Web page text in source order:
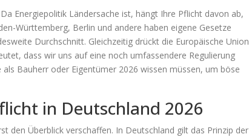
Energiepolitik Ländersache ist, hängt Ihre Pflicht davon ab,
Württemberg, Berlin und andere haben eigene Gesetze
Durchschnitt. Gleichzeitig drückt die Europäische Union
dass wir uns auf eine noch umfassendere Regulierung
Bauherr oder Eigentümer 2026 wissen müssen, um böse
in Deutschland 2026
den Überblick verschaffen. In Deutschland gilt das Prinzip der